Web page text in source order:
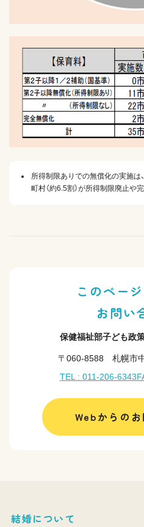
所得制限ありでの無償化の実施は
町村（約6.5割）が所得制限廃止や
このペー
お問い
保健福祉部子ども政
〒060-8588 札幌市
TEL : 011-206-6343
Webからの
結婚について